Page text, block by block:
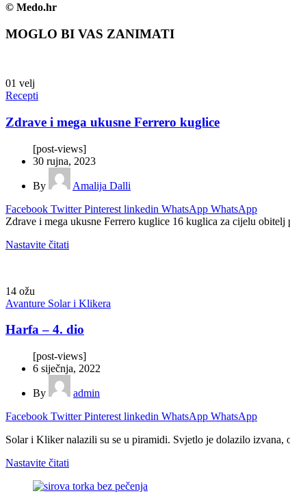
© Medo.hr
MOGLO BI VAS ZANIMATI
01 velj
Recepti
Zdrave i mega ukusne Ferrero kuglice
[post-views]
30 rujna, 2023
By
Amalija Dalli
Facebook Twitter Pinterest linkedin WhatsApp WhatsApp
Zdrave i mega ukusne Ferrero kuglice 16 kuglica za cijelu obitelj
Nastavite čitati
14 ožu
Avanture Solar i Klikera
Harfa – 4. dio
[post-views]
6 siječnja, 2022
By
admin
Facebook Twitter Pinterest linkedin WhatsApp WhatsApp
Solar i Kliker nalazili su se u piramidi. Svjetlo je dolazilo
Nastavite čitati